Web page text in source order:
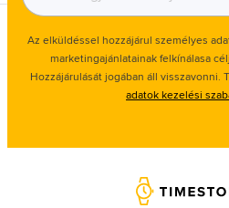
Az elküldéssel hozzájárul személyes
marketingajánlatainak felkínálasa
Hozzájárulását jogában áll visszavonni.
adatok kezelési